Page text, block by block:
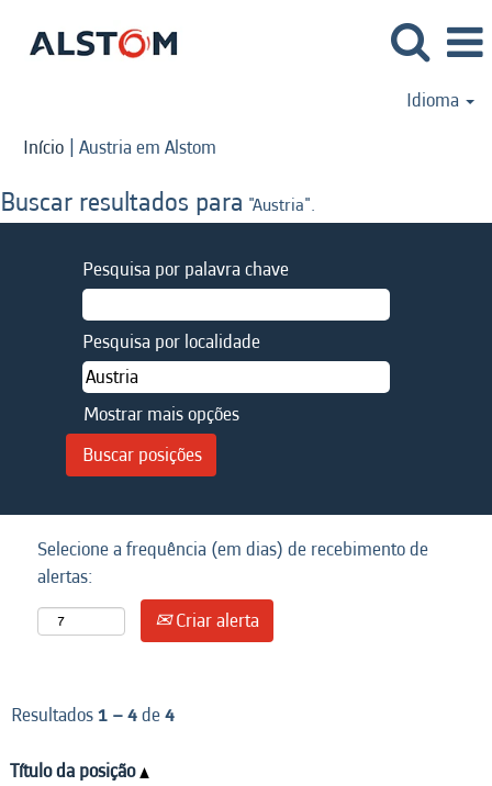
Idioma
Início | Austria em Alstom
Buscar resultados para "Austria".
Pesquisa por palavra chave
Pesquisa por localidade
Mostrar mais opções
Selecione a frequência (em dias) de recebimento de
alertas:
Criar alerta
Resultados1 – 4de4
Título da posição